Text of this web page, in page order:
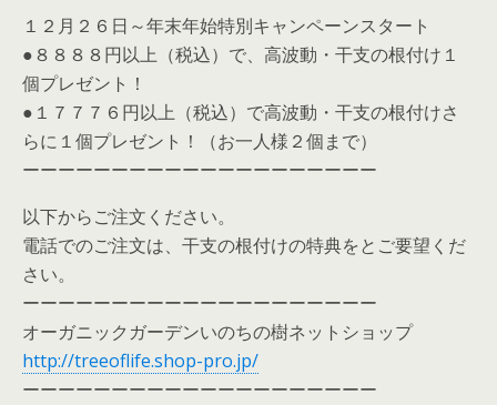
１２月２６日～年末年始特別キャンペーンスタート
●８８８８円以上（税込）で、高波動・干支の根付け１
個プレゼント！
●１７７７６円以上（税込）で高波動・干支の根付けさ
らに１個プレゼント！（お一人様２個まで）
ーーーーーーーーーーーーーーーーーーーー
以下からご注文ください。
電話でのご注文は、干支の根付けの特典をとご要望くだ
さい。
ーーーーーーーーーーーーーーーーーーーー
オーガニックガーデンいのちの樹ネットショップ
http://treeoflife.shop-pro.jp/
ーーーーーーーーーーーーーーーーーーーー